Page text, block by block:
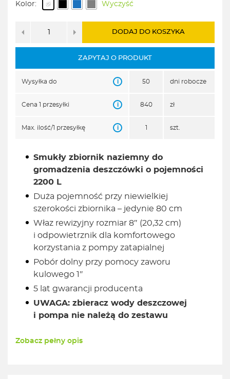
Kolor: Wyczyść
DODAJ DO KOSZYKA
ZAPYTAJ O PRODUKT
Wysyłka do i 50 dni robocze
Cena 1 przesyłki i 840 zł
Max. ilość/1 przesyłkę i szt.
Smukły zbiornik naziemny do
gromadzenia deszczówki o pojemności
2200 L
Duża pojemność przy niewielkiej
szerokości zbiornika – jedynie 80 cm
Właz rewizyjny rozmiar 8″ (20,32 cm)
i odpowietrznik dla komfortowego
korzystania z pompy zatapialnej
Pobór dolny przy pomocy zaworu
kulowego 1″
5 lat gwarancji producenta
UWAGA: zbieracz wody deszczowej
i pompa nie należą do zestawu
Zobacz pełny opis